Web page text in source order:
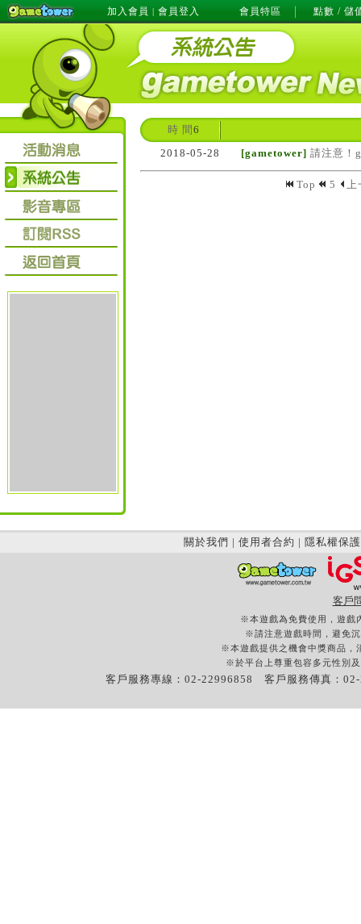
加入會員 | 會員登入 會員特區 點數 / 儲
時 間 6
2018-05-28
[gametower] 請注意！
Top 5 上
關於我們 | 使用者合約 | 隱私權保護
客戶
※本遊戲為免費使用，遊戲
※請注意遊戲時間，避免
※本遊戲提供之機會中獎商品，
※於平台上尊重包容多元性別
客戶服務專線：02-22996858 客戶服務傳真：